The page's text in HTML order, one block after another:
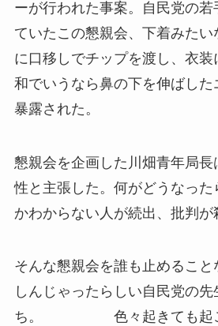
ーが行われた事案。自民党の若
ていたこの懇親会、下着みた
に口移しでチップを渡し、衣
和でいうなら鼻の下を伸ばし
暴露された。
懇親会を企画した川畑青年局長
性と主張した。何がどうなっ
かわからない人が続出、批判が
そんな懇親会を誰も止めるこ
しんじゃったらしい自民党の先
ち。 色々起きても起